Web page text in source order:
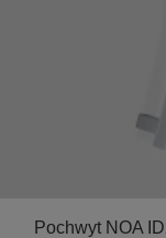

Pochwyt NOA